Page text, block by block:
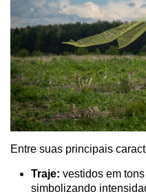
Entre suas principais
Traje: vestidos em
simbolizando